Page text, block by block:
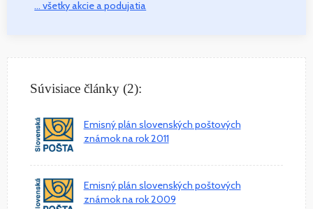
... všetky akcie a podujatia
Súvisiace články (2):
Emisný plán slovenských poštových
známok na rok 2011
Emisný plán slovenských poštových
známok na rok 2009